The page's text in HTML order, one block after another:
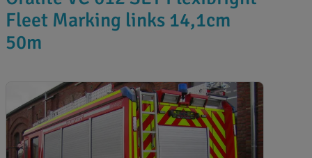
Fleet Marking links 14,1cm
50m